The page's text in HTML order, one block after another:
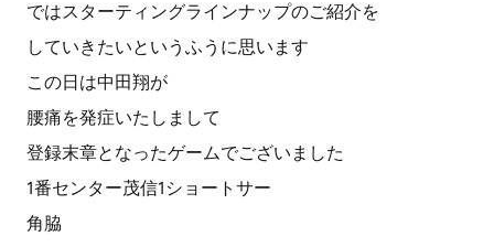
ではスターティングラインナップのご紹介を
していきたいというふうに思います
この日は中田翔が
腰痛を発症いたしまして
登録末章となったゲームでございました
1番センター茂信1ショートサー
角脇